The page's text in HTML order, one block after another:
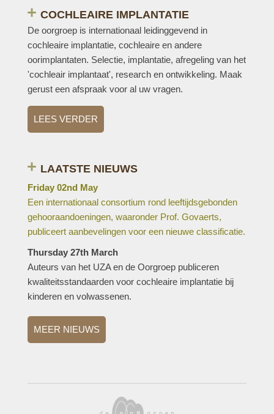
COCHLEAIRE IMPLANTATIE
De oorgroep is internationaal leidinggevend in
cochleaire implantatie, cochleaire en andere
oorimplantaten. Selectie, implantatie, afregeling van het
'cochleair implantaat', research en ontwikkeling. Maak
gerust een afspraak voor al uw vragen.
LEES VERDER
LAATSTE NIEUWS
Friday 02nd May
Een internationaal consortium rond leeftijdsgebonden
gehooraandoeningen, waaronder Prof. Govaerts,
publiceert aanbevelingen voor een nieuwe classificatie.
Thursday 27th March
Auteurs van het UZA en de Oorgroep publiceren
kwaliteitsstandaarden voor cochleaire implantatie bij
kinderen en volwassenen.
MEER NIEUWS